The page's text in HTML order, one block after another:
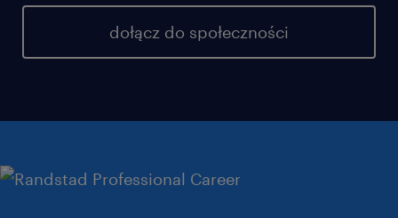
dołącz do społeczności